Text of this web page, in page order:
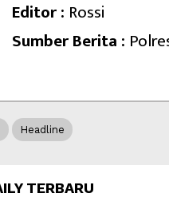
Editor : Rossi
Sumber Berita :
Headline
TERBARU